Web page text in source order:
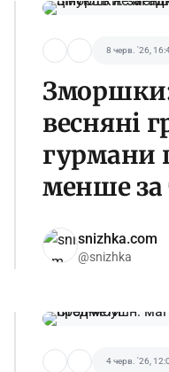
8 черв. '26,
Зморшки:
весняні
гурмани
менше
snizhka.com
@snizhka
4 черв. '26,